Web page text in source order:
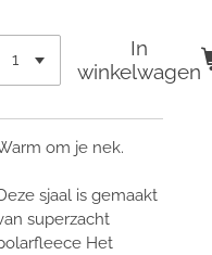
In
winkelwagen
om je nek.
sjaal is gemaakt
superzacht
Het